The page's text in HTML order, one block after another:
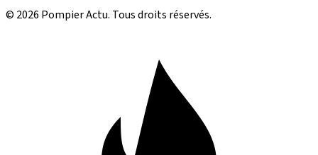
© 2026 Pompier Actu. Tous droits réservés.